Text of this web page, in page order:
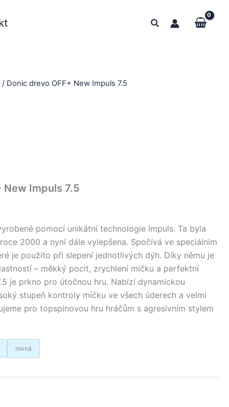
/ Donic drevo OFF+ New Impuls 7.5
New Impuls 7.5
pomocí unikátní technologie Impuls. Ta byla
2000 a nyní dále vylepšena. Spočívá ve speciálním
je použito při slepení jednotlivých dýh. Díky němu je
– měkký pocit, zrychlení míčku a perfektní
je prkno pro útočnou hru. Nabízí dynamickou
stupeň kontroly míčku ve všech úderech a velmi
pro topspinovou hru hráčům s agresivním stylem
rovná